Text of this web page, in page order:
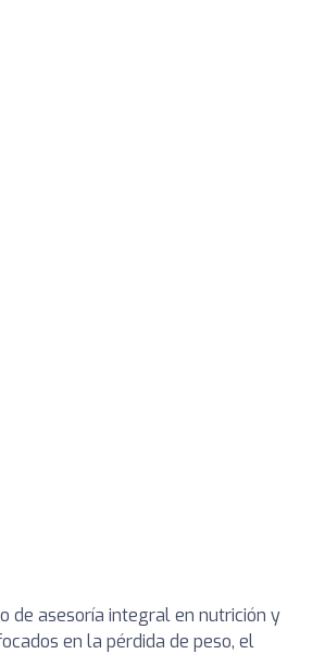
de asesoría integral en nutrición y
en la pérdida de peso, el